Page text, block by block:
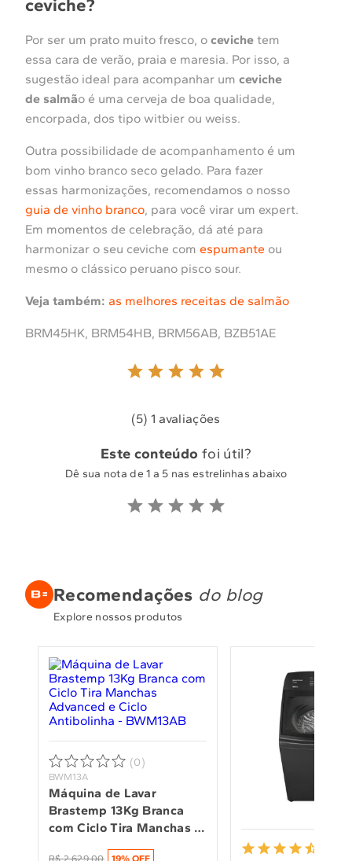
ceviche?
Por ser um prato muito fresco, o ceviche tem
essa cara de verão, praia e maresia. Por isso, a
sugestão ideal para acompanhar um ceviche
de salmão é uma cerveja de boa qualidade,
encorpada, dos tipo witbier ou weiss.
Outra possibilidade de acompanhamento é um
bom vinho branco seco gelado. Para fazer
essas harmonizações, recomendamos o nosso
guia de vinho branco, para você virar um expert.
Em momentos de celebração, dá até para
harmonizar o seu ceviche com espumante ou
mesmo o clássico peruano pisco sour.
Veja também: as melhores receitas de salmão
BRM45HK, BRM54HB, BRM56AB, BZB51AE
(5) 1 avaliações
Este conteúdo foi útil?
Dê sua nota de 1 a 5 nas estrelinhas abaixo
Recomendações do blog
Explore nossos produtos
(0)
BWM13A
Máquina de Lavar
Brastemp 13Kg Branca
com Ciclo Tira Manchas
R$ 2.629,00 19% OFF